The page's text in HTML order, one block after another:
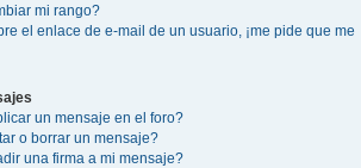
mi rango?
el enlace de e-mail de un usuario, ¡me pide que me
un mensaje en el foro?
o borrar un mensaje?
una firma a mi mensaje?